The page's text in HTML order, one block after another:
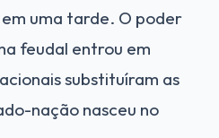
uma tarde. O poder
feudal entrou em
substituíram as
nação nasceu no